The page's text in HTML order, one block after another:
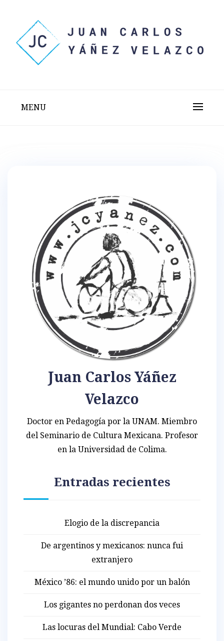
content
MENU
Juan Carlos Yáñez
Velazco
Doctor en Pedagogía por la UNAM. Miembro
del Seminario de Cultura Mexicana. Profesor
en la Universidad de Colima.
Entradas recientes
Elogio de la discrepancia
De argentinos y mexicanos: nunca fui
extranjero
México ’86: el mundo unido por un balón
Los gigantes no perdonan dos veces
Las locuras del Mundial: Cabo Verde